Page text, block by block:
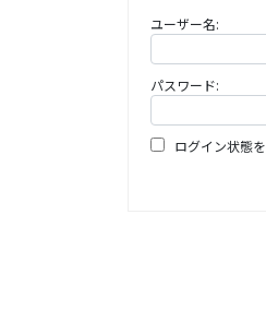
ユーザー名:
パスワード:
ログイン状態